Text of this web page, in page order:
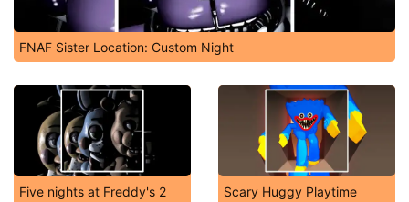
FNAF Sister Location: Custom Night
Five nights at Freddy's 2 Scary Huggy Playtime